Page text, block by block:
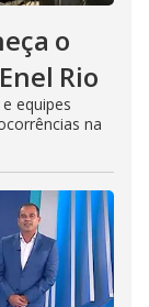
o
Rio
equipes
na